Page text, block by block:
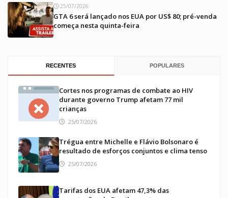
25/07/2026
GTA 6 será lançado nos EUA por US$ 80; pré-venda
começa nesta quinta-feira
RECENTES POPULARES
Cortes nos programas de combate ao HIV
durante governo Trump afetam 77 mil
crianças
25/07/2026
Trégua entre Michelle e Flávio Bolsonaro é
resultado de esforços conjuntos e clima tenso
25/07/2026
Tarifas dos EUA afetam 47,3% das